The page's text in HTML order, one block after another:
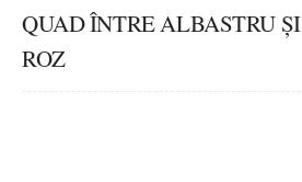
QUAD ÎNTRE ALBASTRU ȘI
ROZ